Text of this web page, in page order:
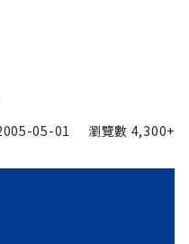
05-01 瀏覽數 4,300+